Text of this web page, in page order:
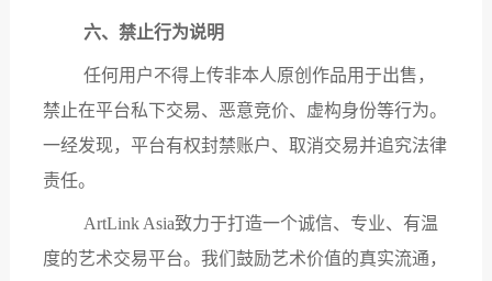
六、禁止行为说明
任何用户不得上传非本人原创作品用于出售，
禁止在平台私下交易、恶意竞价、虚构身份等行为。
一经发现，平台有权封禁账户、取消交易并追究法律
责任。
ArtLink Asia致力于打造一个诚信、专业、有温
度的艺术交易平台。我们鼓励艺术价值的真实流通，